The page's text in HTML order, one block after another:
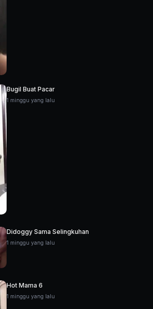
Bugil Buat Pacar
1 minggu yang lalu
Didoggy Sama Selingkuhan
1 minggu yang lalu
Hot Mama 6
1 minggu yang lalu